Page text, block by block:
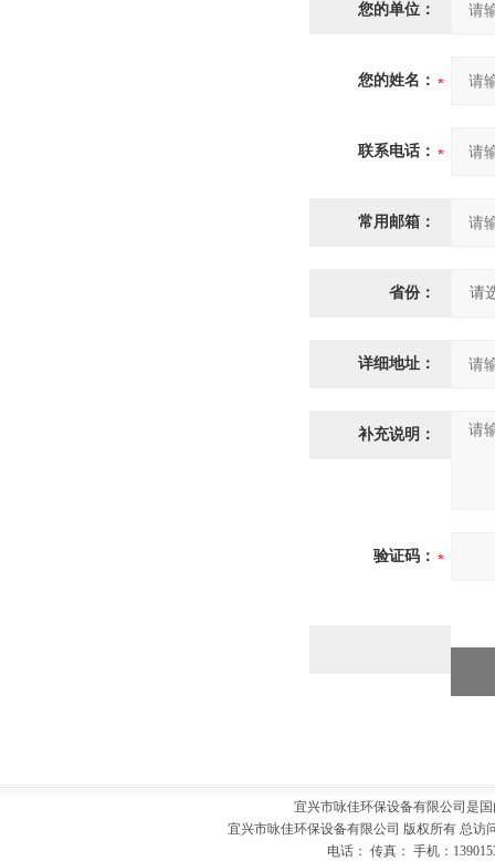
您的单位：
您的姓名：
联系电话：
常用邮箱：
省份：
详细地址：
补充说明：
验证码：
宜兴市咏佳环保设备有限公司是
宜兴市咏佳环保设备有限公司 版权所有 总访
电话： 传真： 手机：